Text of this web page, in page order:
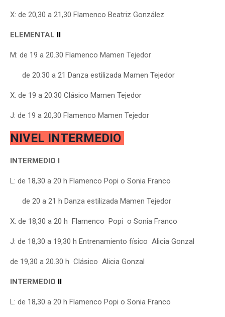
X: de 20,30 a 21,30 Flamenco Beatriz González
ELEMENTAL
M: de 19 a 20.30 Flamenco Mamen Tejedor
de 20.30 a 21 Danza estilizada Mamen Tejedor
X: de 19 a 20.30 Clásico Mamen Tejedor
J: de 19 a 20,30 Flamenco Mamen Tejedor
NIVEL INTERMEDIO
INTERMEDIO I
L: de 18,30 a 20 h Flamenco Popi o Sonia Franco
de 20 a 21 h Danza estilizada Mamen Tejedor
X:de 18,30 a 20 h Flamenco Popi o Sonia Franco
J: de 18,30 a 19,30 h Entrenamiento físico Alicia Gonzal
de 19,30 a 20.30 h Clásico Alicia Gonzal
INTERMEDIO
L: de 18,30 a 20 h Flamenco Popi o Sonia Franco